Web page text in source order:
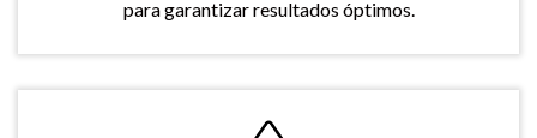
para garantizar resultados óptimos.